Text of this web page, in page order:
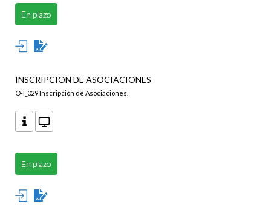
En plazo
INSCRIPCION DE ASOCIACIONES
O-I_029 Inscripción de Asociaciones.
En plazo